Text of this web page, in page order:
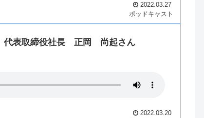
2022.03.27
ポッドキャスト
代表取締役社長 正岡 尚起さん
2022.03.20